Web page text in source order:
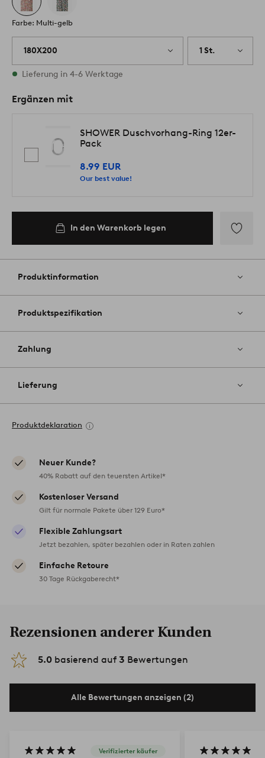
Farbe: Multi-gelb
180X200 1 St.
Vorrätig
Lieferung in 4-6 Werktage
Ergänzen mit
SHOWER Duschvorhang-Ring 12er-
Pack
8.99 EUR
Our best value!
In den Warenkorb legen
Favoriten
Produktinformation
Produktspezifikation
Zahlung
Lieferung
Produktdeklaration
Neuer Kunde?
40% Rabatt auf den teuersten Artikel*
Kostenloser Versand
Gilt für normale Pakete über 129 Euro*
Flexible Zahlungsart
Jetzt bezahlen, später bezahlen oder in Raten zahlen
Einfache Retoure
30 Tage Rückgaberecht*
Rezensionen anderer Kunden
5.0 basierend auf 3 Bewertungen
Alle Bewertungen anzeigen (2)
Verifizierter käufer